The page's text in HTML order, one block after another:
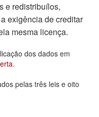
e redistribuí­los,
exigência de creditar
mesma licença.
dos dados em
.
pelas três leis e oito